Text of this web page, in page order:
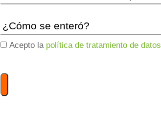
Acepto la política de tratamiento de datos